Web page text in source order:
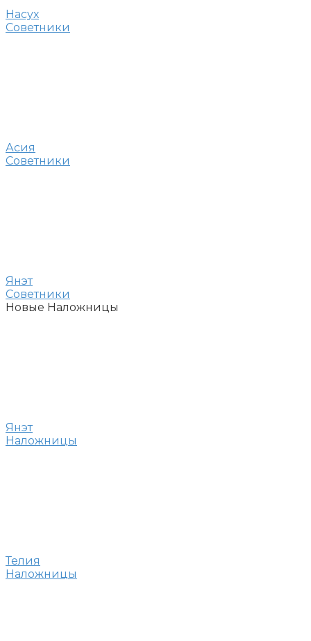
Насух
Советники
Асия
Советники
Янэт
Советники
Новые Наложницы
Янэт
Наложницы
Телия
Наложницы